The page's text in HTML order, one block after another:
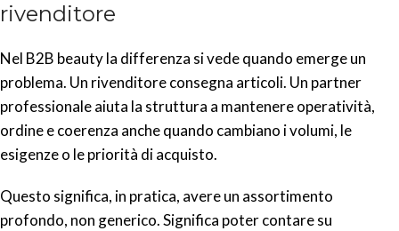
rivenditore
Nel B2B beauty la differenza si vede quando emerge un
problema. Un rivenditore consegna articoli. Un partner
professionale aiuta la struttura a mantenere operatività,
ordine e coerenza anche quando cambiano i volumi, le
esigenze o le priorità di acquisto.
Questo significa, in pratica, avere un assortimento
profondo, non generico. Significa poter contare su